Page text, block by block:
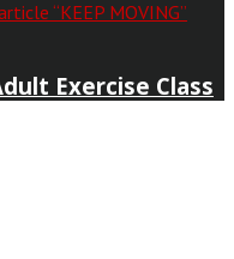
Exercise Class